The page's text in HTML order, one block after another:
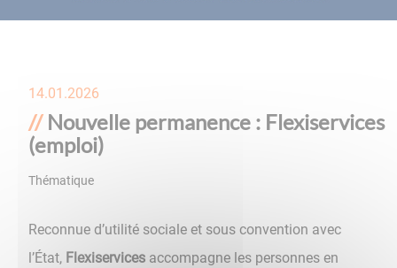
14.01.2026
Nouvelle permanence : Flexiservices
(emploi)
Thématique
Reconnue d’utilité sociale et sous convention avec
l’État, Flexiservices accompagne les personnes en